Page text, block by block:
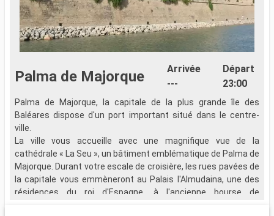
Palma de Majorque
Arrivée
---
Départ
23:00
Palma de Majorque, la capitale de la plus grande île des
Baléares dispose d'un port important situé dans le centre-
ville.
La ville vous accueille avec une magnifique vue de la
cathédrale « La Seu », un bâtiment emblématique de Palma de
Majorque. Durant votre escale de croisière, les rues pavées de
la capitale vous emmèneront au Palais l'Almudaina, une des
résidences du roi d'Espagne, à l'ancienne bourse de